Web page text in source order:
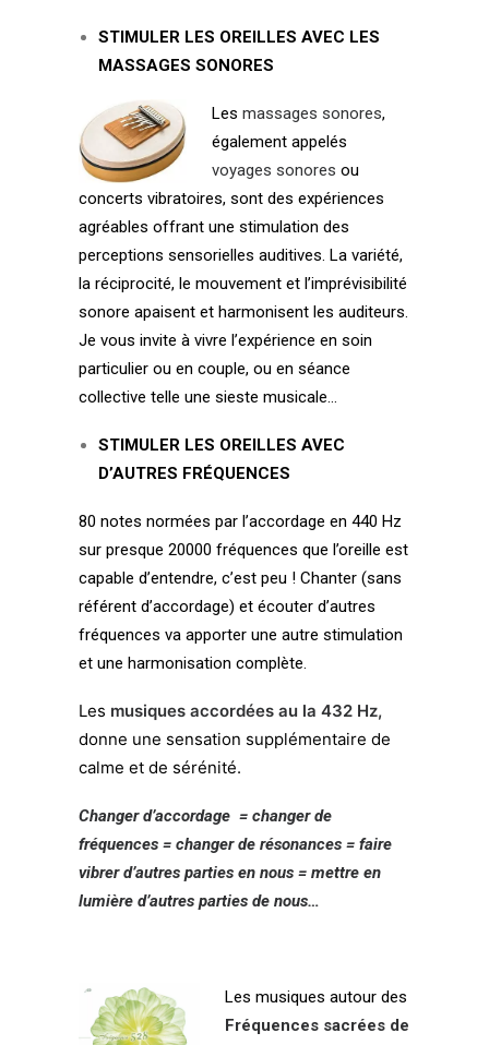
STIMULER LES OREILLES AVEC LES
MASSAGES SONORES
Les massages sonores,
également appelés
voyages sonores ou
concerts vibratoires, sont des expériences
agréables offrant une stimulation des
perceptions sensorielles auditives. La variété,
la réciprocité, le mouvement et l’imprévisibilité
sonore apaisent et harmonisent les auditeurs.
Je vous invite à vivre l’expérience en soin
particulier ou en couple, ou en séance
collective telle une sieste musicale…
STIMULER LES OREILLES AVEC
D’AUTRES FRÉQUENCES
80 notes normées par l’accordage en 440 Hz
sur presque 20000 fréquences que l’oreille est
capable d’entendre, c’est peu ! Chanter (sans
référent d’accordage) et écouter d’autres
fréquences va apporter une autre stimulation
et une harmonisation complète.
Les musiques accordées au la 432 Hz,
donne une sensation supplémentaire de
calme et de sérénité.
Changer d’accordage = changer de
fréquences = changer de résonances = faire
vibrer d’autres parties en nous = mettre en
lumière d’autres parties de nous…
Les musiques autour des
Fréquences sacrées de